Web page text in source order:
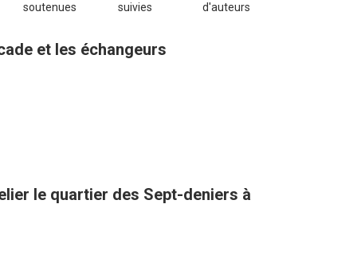
soutenues
suivies
d'auteurs
et les échangeurs
le quartier des Sept-deniers à